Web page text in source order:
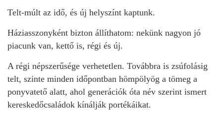
Telt-múlt az idő, és új helyszínt kaptunk.
Háziasszonyként bizton állíthatom: nekünk nagyon jó
piacunk van, kettő is, régi és új.
A régi népszerűsége verhetetlen. Továbbra is zsúfolásig
telt, szinte minden időpontban hömpölyög a tömeg a
ponyvatető alatt, ahol generációk óta név szerint ismert
kereskedőcsaládok kínálják portékáikat.